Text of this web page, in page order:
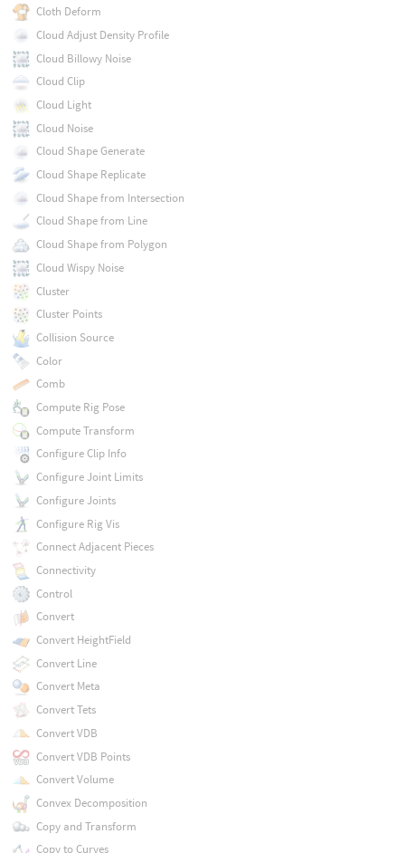
Cloth Deform
Cloud Adjust Density Profile
Cloud Billowy Noise
Cloud Clip
Cloud Light
Cloud Noise
Cloud Shape Generate
Cloud Shape Replicate
Cloud Shape from Intersection
Cloud Shape from Line
Cloud Shape from Polygon
Cloud Wispy Noise
Cluster
Cluster Points
Collision Source
Color
Comb
Compute Rig Pose
Compute Transform
Configure Clip Info
Configure Joint Limits
Configure Joints
Configure Rig Vis
Connect Adjacent Pieces
Connectivity
Control
Convert
Convert HeightField
Convert Line
Convert Meta
Convert Tets
Convert VDB
Convert VDB Points
Convert Volume
Convex Decomposition
Copy and Transform
Copy to Curves